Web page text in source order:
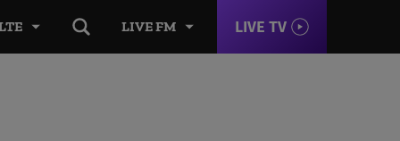
LIVE FM LIVE TV